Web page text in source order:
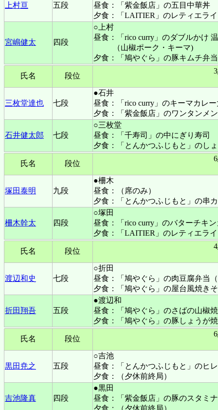
上村亘 五段
昼食：「紫金飯店」の五目中華丼
夕食：「LAITIER」のレティエラ
宮嶋健太 四段
○上村
昼食：「rico curry」のダブルかけ
（山椒ポーク・キーマ)
夕食：「鳩やぐら」の豚キムチ弁
氏名 段位
三枚堂達也 七段
●石井
昼食：「rico curry」のキーマカレ
夕食：「紫金飯店」のワンタンメン
石井健太郎 七段
○三枚堂
昼食：「千寿司」の中にぎり寿司
夕食：「とんかつふじもと」のし
氏名 段位
塚田泰明 九段
●柵木
昼食：（席のみ）
夕食：「とんかつふじもと」の串
柵木幹太 四段
○塚田
昼食：「rico curry」のバターチキ
夕食：「LAITIER」のレティエラ
氏名 段位
渡辺和史 七段
○折田
昼食：「鳩やぐら」の肉豆腐弁当
夕食：「鳩やぐら」の屋台風焼き
折田翔吾 五段
●渡辺和
昼食：「鳩やぐら」のさばの山椒
夕食：「鳩やぐら」の豚しょうが
氏名 段位
黒田尭之 五段
○吉池
昼食：「とんかつふじもと」のヒ
夕食：（夕休前終局）
吉池隆真 四段
●黒田
昼食：「紫金飯店」の豚のスタミ